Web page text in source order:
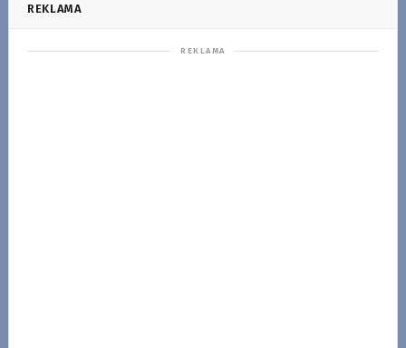
REKLAMA